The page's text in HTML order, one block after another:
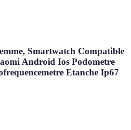
Smartwatch Compatible
Android Ios Podometre
Etanche Ip67